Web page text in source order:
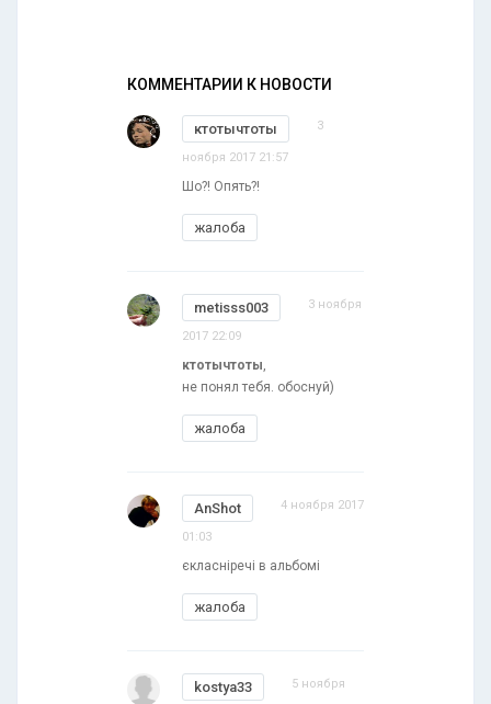
КОММЕНТАРИИ К НОВОСТИ
ктотычтоты 3
ноября 2017 21:57
Шо?! Опять?!
жалоба
metisss003 3 ноября
2017 22:09
ктотычтоты,
не понял тебя. обоснуй)
жалоба
AnShot 4 ноября 2017
01:03
єкласніречі в альбомі
жалоба
kostya33 5 ноября